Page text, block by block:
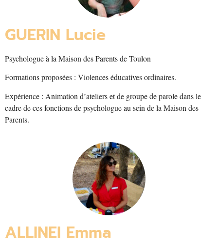
GUERIN Lucie
Psychologue à la Maison des Parents de Toulon
Formations proposées : Violences éducatives ordinaires.
Expérience : Animation d’ateliers et de groupe de parole dans le
cadre de ces fonctions de psychologue au sein de la Maison des
Parents.
ALLINEI Emma